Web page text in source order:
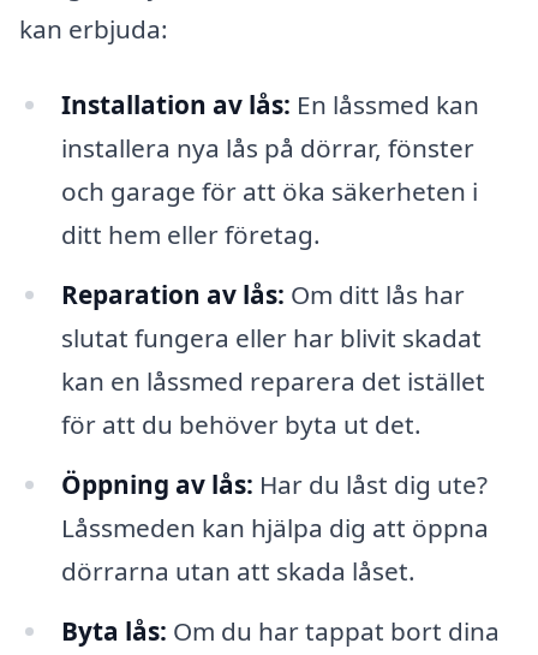
kan erbjuda:
Installation av lås: En låssmed kan
installera nya lås på dörrar, fönster
och garage för att öka säkerheten i
ditt hem eller företag.
Reparation av lås: Om ditt lås har
slutat fungera eller har blivit skadat
kan en låssmed reparera det istället
för att du behöver byta ut det.
Öppning av lås: Har du låst dig ute?
Låssmeden kan hjälpa dig att öppna
dörrarna utan att skada låset.
Byta lås: Om du har tappat bort dina